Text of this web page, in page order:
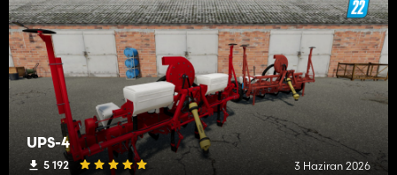
UPS-4
5 192 3 Haziran 2026